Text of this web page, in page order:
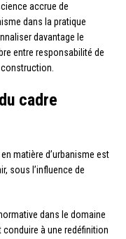
accrue de
dans la pratique
davantage le
entre responsabilité de
construction.
cadre
matière d’urbanisme est
sous l’influence de
dans le domaine
à une redéfinition